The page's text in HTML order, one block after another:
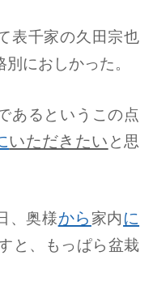
表千家の久田宗也
におしかった。
あるというこの点
いただきたいと思
、奥様から家内に
と、もっぱら盆栽